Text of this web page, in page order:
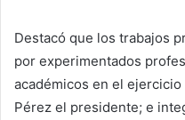
Destacó que los trabajos
por experimentados
académicos en el
Pérez el presidente; e